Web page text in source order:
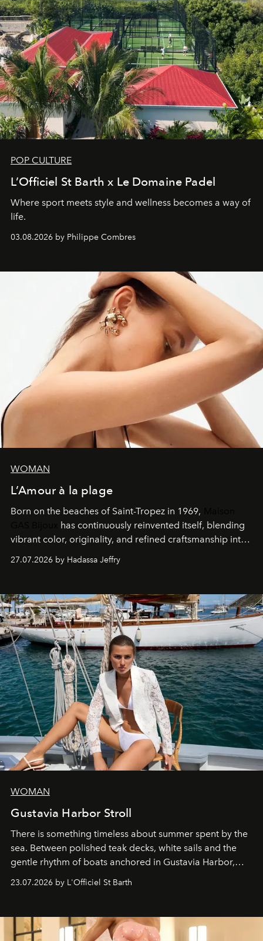
POP CULTURE
L’Officiel St Barth x Le Domaine Padel
Where sport meets style and wellness becomes a way of
life.
03.08.2026 by Philippe Combres
WOMAN
L’Amour à la plage
Born on the beaches of Saint-Tropez in 1969,
has continuously reinvented itself, blending
vibrant color, originality, and refined craftsmanship into
every creation.
27.07.2026 by Hadassa Jeffry
WOMAN
Gustavia Harbor Stroll
There is something timeless about summer spent by the
sea. Between polished teak decks, white sails and the
gentle rhythm of boats anchored in Gustavia Harbor,
cruise fashion finds its most natural expression.
23.07.2026 by L'Officiel St Barth